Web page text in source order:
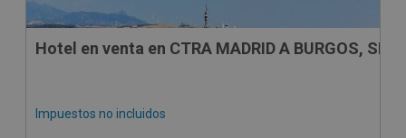
Hotel en venta en CTRA MADRID A BURGOS, SN
Impuestos no incluidos